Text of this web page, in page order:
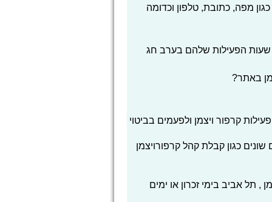
מפה, כתובת, טלפון וכדומה
שעות הפעילות שלהם בערב חג
באתר?
קרפור ויצמן ולפעמים בביטוי
כגון קבלת קהל קרפורויצמן
תל אביב בימי זכרון או ימים